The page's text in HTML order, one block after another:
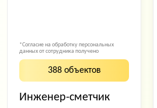
*Согласие на обработку персональных
данных от сотрудника получено
388 объектов
Инженер-сметчик